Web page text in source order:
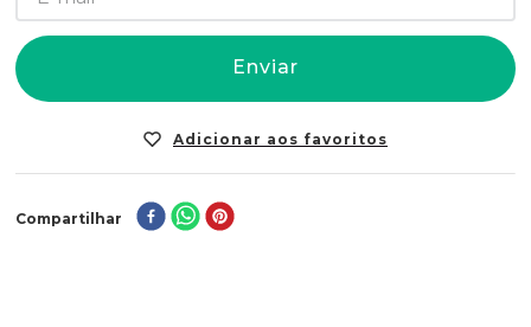
Enviar
Compartilhar